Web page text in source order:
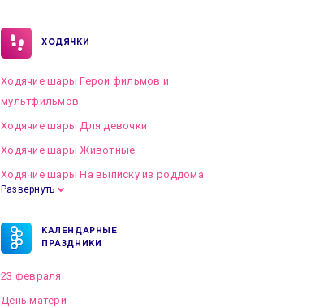
ХОДЯЧКИ
Ходячие шары Герои фильмов и
мультфильмов
Ходячие шары Для девочки
Ходячие шары Животные
Ходячие шары На выписку из роддома
Развернуть
КАЛЕНДАРНЫЕ
ПРАЗДНИКИ
23 февраля
День матери